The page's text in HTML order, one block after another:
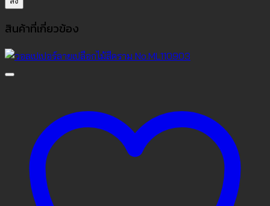
สินค้าที่เกี่ยวข้อง